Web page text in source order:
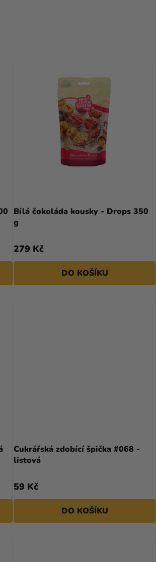
Bílá čokoláda kousky - Drops 350
g
279 Kč
DO KOŠÍKU
Cukrářská zdobící špička #068 -
listová
59 Kč
DO KOŠÍKU